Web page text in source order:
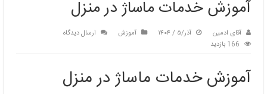
آموزش خدمات ماساژ در منزل
آقای ادمین آذر/۵ / ۱۴۰۴ آموزش
ارسال دیدگاه
166 بازدید
آموزش خدمات ماساژ در منزل